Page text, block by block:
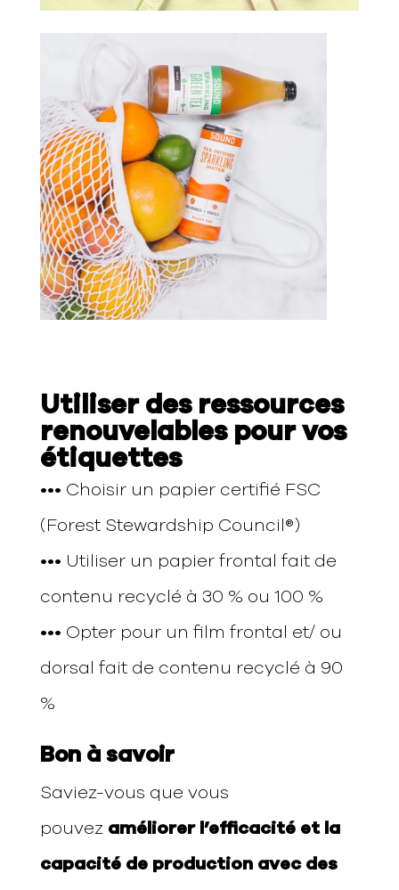
Utiliser des ressources
renouvelables pour vos
étiquettes
••• Choisir un papier certifié FSC
(Forest Stewardship Council®)
••• Utiliser un papier frontal fait de
contenu recyclé à 30 % ou 100 %
••• Opter pour un film frontal et/ ou
dorsal fait de contenu recyclé à 90
%
Bon à savoir
Saviez-vous que vous
pouvez améliorer l’efficacité et la
capacité de production avec des